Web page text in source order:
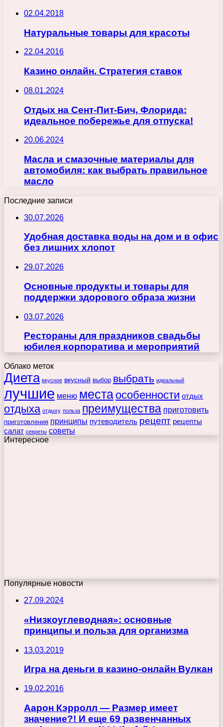
02.04.2018
Натуральные товары для красоты
22.04.2016
Казино онлайн. Стратегия ставок
08.01.2024
Отдых на Сент-Пит-Бич, Флорида:
идеальное побережье для отпуска!
20.06.2024
Масла и смазочные материалы для
автомобиля: как выбрать правильное
масло
Последние записи
30.07.2026
Удобная доставка воды на дом и в офис
без лишних хлопот
29.07.2026
Основные продукты и товары для
поддержки здорового образа жизни
03.07.2026
Рестораны для праздников свадьбы
юбилея корпоратива и мероприятий
Облако меток
Диета вкусное вкусный выбор выбрать идеальный
лучшие меню места особенности отдых
отдыха отдыху польза преимущества приготовить
приготовления принципы путеводитель рецепт рецепты
салат секреты советы
Интересное
Популярные новости
27.09.2024
«Низкоуглеводная»: основные
принципы и польза для организма
13.03.2019
Игра на деньги в казино-онлайн Вулкан
19.02.2016
Аарон Кэрролл — Размер имеет
значение?! И еще 69 развенчанных